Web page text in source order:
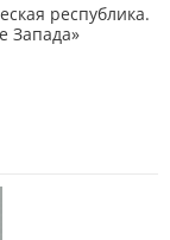
республика.
Запада»